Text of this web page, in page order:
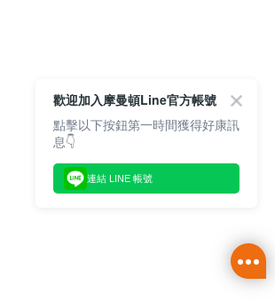
歡迎加入摩曼頓Line官方帳號
點擊以下按鈕第一時間獲得好康訊
息👇
連結 LINE 帳號